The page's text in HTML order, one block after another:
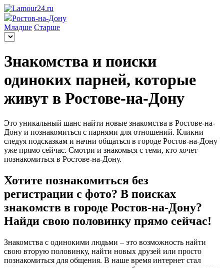
Ростов-на-Дону
Младше Старше
Знакомства и поиски
одиноких парней, которые
живут в Ростове-на-Дону
Это уникальный шанс найти новые знакомства в Ростове-на-
Дону и познакомиться с парнями для отношений. Кликни
следуя подсказкам и начни общаться в городе Ростов-на-Дону
уже прямо сейчас. Смотри и знакомься с теми, кто хочет
познакомиться в Ростове-на-Дону.
Хотите познакомиться без
регистрации с фото? В поисках
знакомств в городе Ростов-на-Дону?
Найди свою половинку прямо сейчас!
Знакомства с одинокими людьми – это возможность найти
свою вторую половинку, найти новых друзей или просто
познакомиться для общения. В наше время интернет стал